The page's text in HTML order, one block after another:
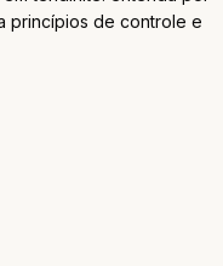
princípios de controle e